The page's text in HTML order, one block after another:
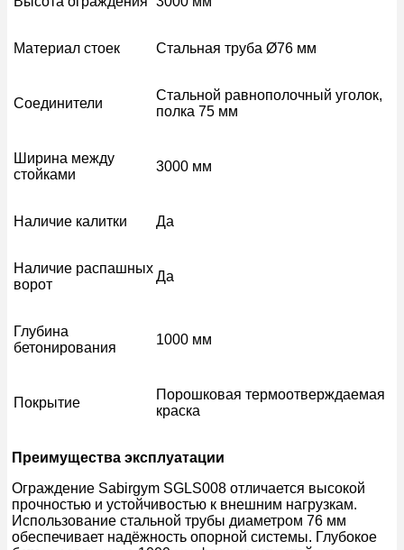
Материал стоек Стальная труба Ø76 мм
Соединители
Стальной равнополочный уголок,
полка 75 мм
Ширина между
стойками
3000 мм
Наличие калитки Да
Наличие распашных
ворот
Да
Глубина
бетонирования
1000 мм
Покрытие
Порошковая термоотверждаемая
краска
Преимущества эксплуатации
Ограждение Sabirgym SGLS008 отличается высокой
прочностью и устойчивостью к внешним нагрузкам.
Использование стальной трубы диаметром 76 мм
обеспечивает надёжность опорной системы. Глубокое